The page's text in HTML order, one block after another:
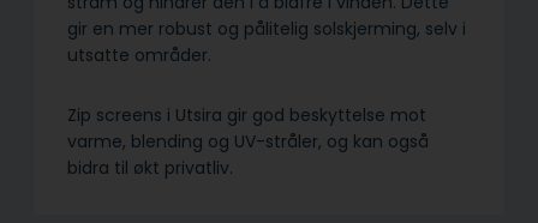
gir en mer robust og pålitelig solskjerming, selv i
utsatte områder.
Zip screens i Utsira gir god beskyttelse mot
varme, blending og UV-stråler, og kan også
bidra til økt privatliv.